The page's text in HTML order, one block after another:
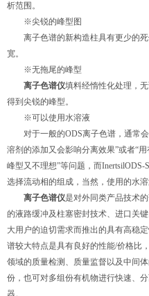
析范围。
※尖锐的峰型图
离子色谱的新构造柱具有更少的死
宽。
※无拖尾的峰型
离子色谱仪填料经惰性化处理，
得到尖锐的峰型。
※可以使用水溶液
对于一般的ODS离子色谱，通常会
溶剂的添加又会影响分离效果”或者“
峰型又不理想”等问题，而
选择流动相的组成，当然，使用的水溶
离子色谱仪是对外同类产品技术
的液路缓冲及柱塞密封技术、进口关
大用户的迫切需求而推出的具有高稳
谱较大特点是具有良好的性能/价格比
领域的质量检测、质量监督以及中间
份，也可对多组份有机物进行快速、
器。